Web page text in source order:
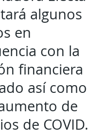
algunos
en
con la
financiera
así como
de
de COVID.